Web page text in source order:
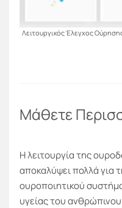
Λειτουργικός Έλεγχος
Μάθετε
Η λειτουργία της
αποκαλύψει πολλά για
ουροποιητικού
υγείας του